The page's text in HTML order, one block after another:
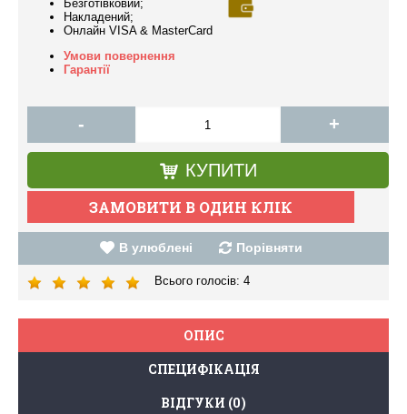
Безготівковий;
Накладений;
Онлайн VISA & MasterCard
Умови повернення
Гарантії
- +
КУПИТИ
В улюблені Порівняти
Всього голосів: 4
ОПИС
СПЕЦИФІКАЦІЯ
ВІДГУКИ (0)